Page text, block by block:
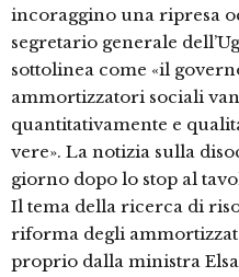
incoraggino una ripresa
segretario generale
sottolinea come «il
ammortizzatori sociali
quantitativamente e
vere». La notizia sulla
giorno dopo lo stop al
Il tema della ricerca di
riforma degli
proprio dalla ministra